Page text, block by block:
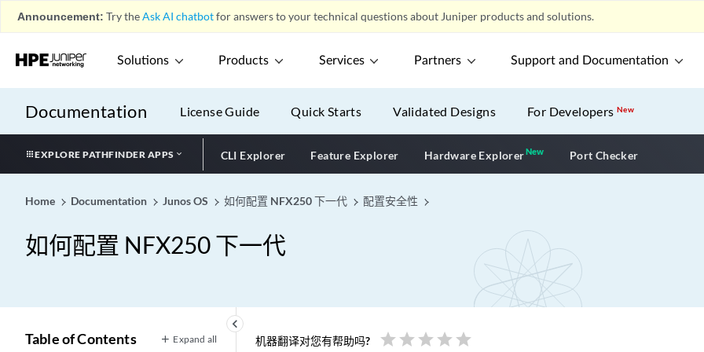
Announcement: Try theAsk AI chatbotfor answers to your technical questions about Juniper products and solutions.
Solutions Products Services Partners Support and Documentation
Documentation License Guide Quick Starts Validated Designs For DevelopersNew
EXPLORE PATHFINDER APPS CLI Explorer Feature Explorer Hardware ExplorerNewNew application
Port Checker
Home Documentation Junos OS 如何配置 NFX250 下一代 配置安全性
如何配置 NFX250 下一代
keyboard_arrow_left
Table of Contents Expand all 机器翻译对您有帮助吗? star star star star star